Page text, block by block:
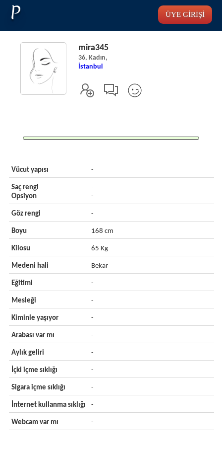
P ÜYE GİRİŞİ
mira345
36, Kadın,
İstanbul
Vücut yapısı -
Saç rengi
Opsiyon
-
-
Göz rengi -
Boyu 168 cm
Kilosu 65 Kg
Medeni hali Bekar
Eğitimi -
Mesleği -
Kiminle yaşıyor -
Arabası var mı -
Aylık geliri -
İçki içme sıklığı -
Sigara içme sıklığı -
İnternet kullanma sıklığı -
Webcam var mı -